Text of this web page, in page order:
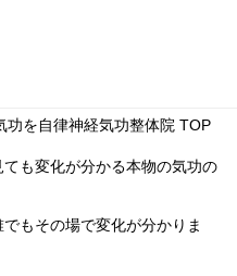
功を自律神経気功整体院 TOP
も変化が分かる本物の気功の
もその場で変化が分かりま